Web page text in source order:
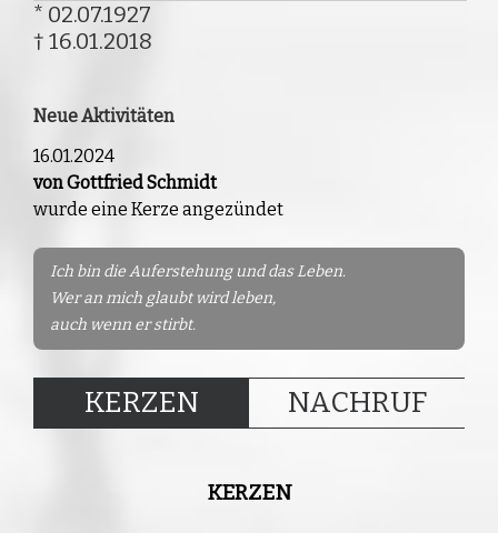
* 02.07.1927
† 16.01.2018
Neue Aktivitäten
16.01.2024
von Gottfried Schmidt
wurde eine Kerze angezündet
Ich bin die Auferstehung und das Leben.
Wer an mich glaubt wird leben,
auch wenn er stirbt.
KERZEN NACHRUF
KERZEN